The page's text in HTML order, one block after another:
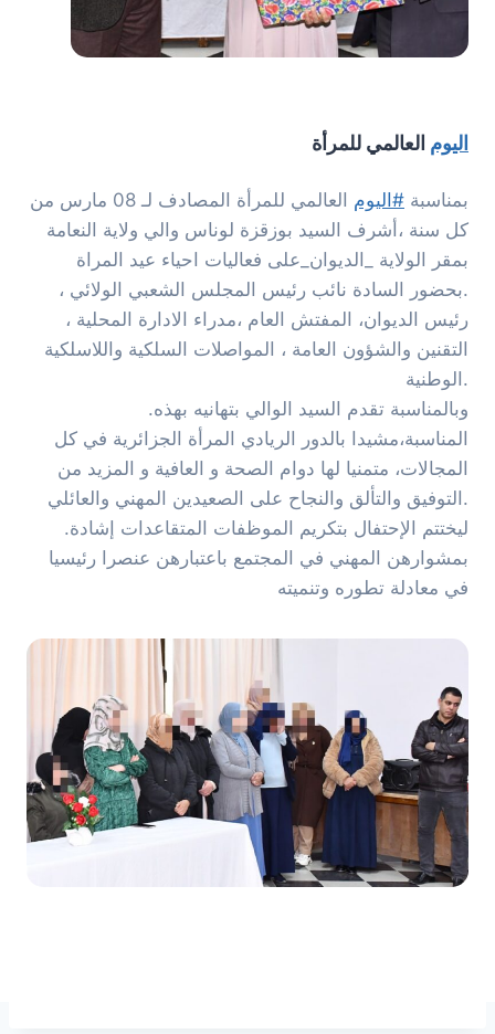
اليوم العالمي للمرأة
بمناسبة #اليوم
العالمي للمرأة المصادف لـ 08 مارس من
كل سنة ،أشرف السيد بوزقزة لوناس والي ولاية النعامة
بمقر الولاية _الديوان_على فعاليات احياء عيد المراة
.بحضور السادة نائب رئيس المجلس الشعبي الولائي ،
رئيس الديوان، المفتش العام ،مدراء الادارة المحلية ،
التقنين والشؤون العامة ، المواصلات السلكية واللاسلكية
الوطنية.
.وبالمناسبة تقدم السيد الوالي بتهانيه بهذه
المناسبة،مشيدا بالدور الريادي المرأة الجزائرية في كل
المجالات، متمنيا لها دوام الصحة و العافية و المزيد من
التوفيق والتألق والنجاح على الصعيدين المهني والعائلي.
.ليختتم الإحتفال بتكريم الموظفات المتقاعدات إشادة
بمشوارهن المهني في المجتمع باعتبارهن عنصرا رئيسيا
في معادلة تطوره وتنميته